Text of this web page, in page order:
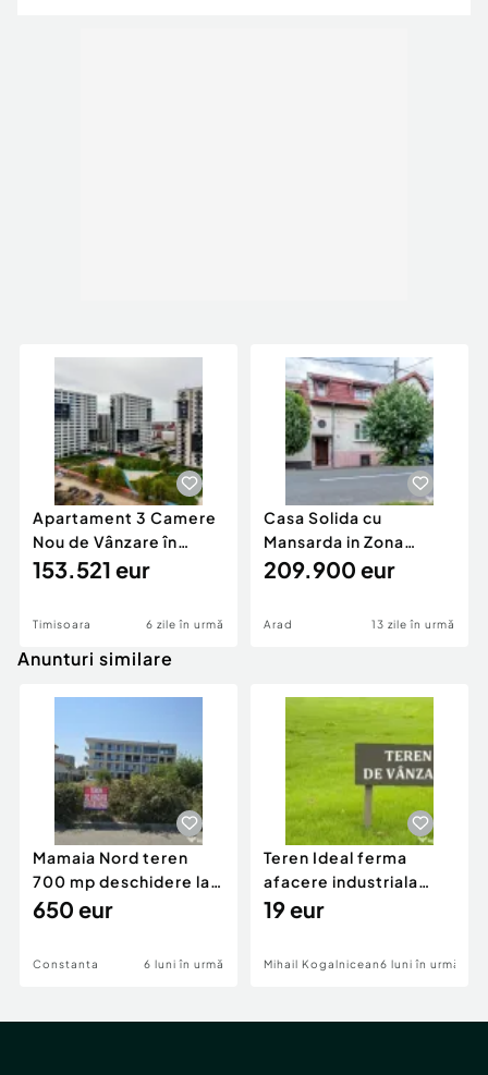
Apartament 3 Camere
Nou de Vânzare în
Ansamblul X City,...
153.521 eur
Timisoara 6 zile în urmă
Casa Solida cu
Mansarda in Zona
Excelenta Parneava
209.900 eur
Arad 13 zile în urmă
Anunturi similare
Mamaia Nord teren
700 mp deschidere la
D24 si D25
650 eur
Constanta 6 luni în urmă
Teren Ideal ferma
afacere industriala
deschidere 71 ml la
19 eur
Mihail Kogalniceanu6 luni în urmă